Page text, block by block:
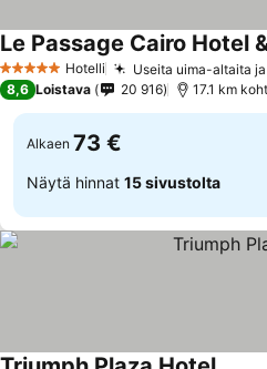
5 Tähtiluokitus
Hotelli Useita uima-altaita
Le Passage Cairo Hotel
8,6 Loistava 20 916 17.1 km
Alkaen 73 €
Näytä hinnat 15 sivustolta